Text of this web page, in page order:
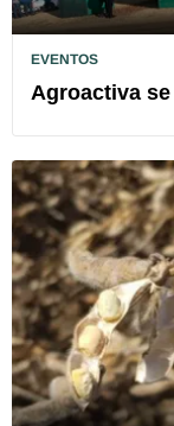
EVENTOS
Agroactiva